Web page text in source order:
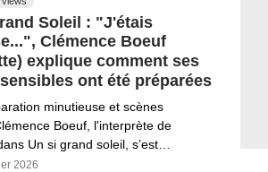
Soleil : "J'étais
Clémence Boeuf
explique comment ses
ont été préparées
minutieuse et scènes
Boeuf, l'interprète de
Un si grand soleil, s’est…
2026